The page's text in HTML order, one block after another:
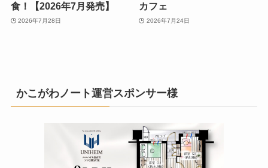
食！【2026年7月発売】
2026年7月28日
カフェ
2026年7月24日
かこがわノート運営スポンサー様